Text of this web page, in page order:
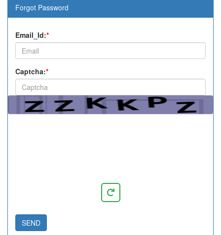
Forgot Password
Email_Id:*
Captcha:*
SEND